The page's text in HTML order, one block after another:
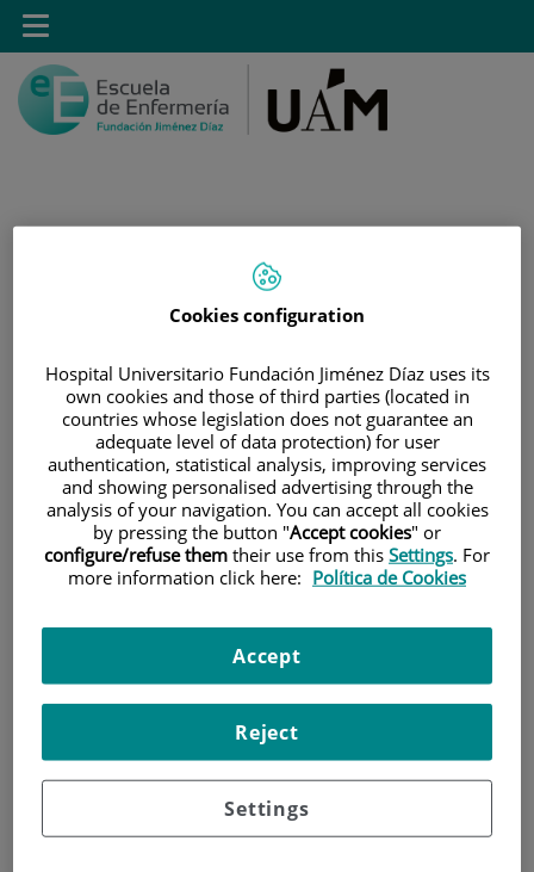
Saltar al contenido
Toggle
navigation
MÁSTER DE FORMACIÓN PERMANENTE EN
SIMULACIÓN CLÍNICA, DEBRIEFING Y SEGURIDAD DEL
PACIENTE
Máster de formación
permanente en simulación
clínica, debriefing y
seguridad del paciente
Cookies configuration
Hospital Universitario Fundación Jiménez Díaz uses its
own cookies and those of third parties (located in
countries whose legislation does not guarantee an
adequate level of data protection) for user
authentication, statistical analysis, improving services
and showing personalised advertising through the
analysis of your navigation. You can accept all cookies
by pressing the button "Accept cookies" or
configure/refuse them their use from this Settings. For
more information click here: Política de Cookies
Settings
Reject
Accept